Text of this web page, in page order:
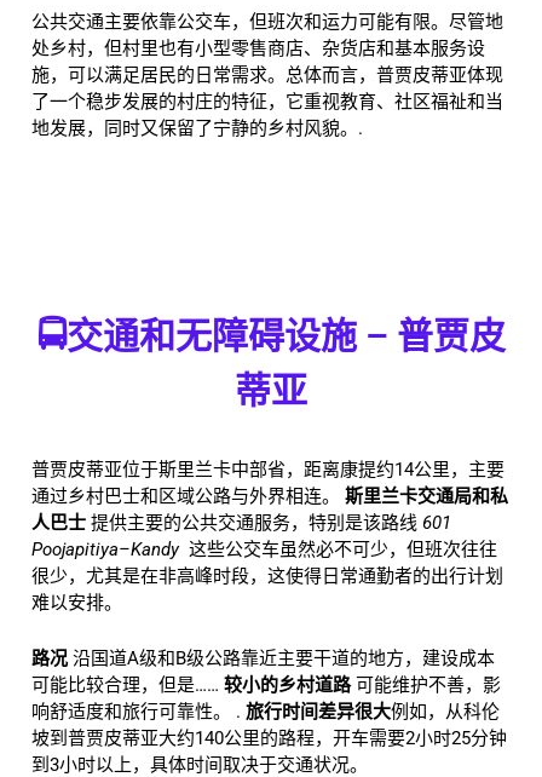
公共交通主要依靠公交车，但班次和运力可能有限。尽管地
处乡村，但村里也有小型零售商店、杂货店和基本服务设
施，可以满足居民的日常需求。总体而言，普贾皮蒂亚体现
了一个稳步发展的村庄的特征，它重视教育、社区福祉和当
地发展，同时又保留了宁静的乡村风貌。.
🚍交通和无障碍设施 – 普贾皮
蒂亚
普贾皮蒂亚位于斯里兰卡中部省，距离康提约14公里，主要
通过乡村巴士和区域公路与外界相连。 斯里兰卡交通局和私
人巴士 提供主要的公共交通服务，特别是该路线 601
Poojapitiya–Kandy 这些公交车虽然必不可少，但班次往往
很少，尤其是在非高峰时段，这使得日常通勤者的出行计划
难以安排。
路况沿国道A级和B级公路靠近主要干道的地方，建设成本
可能比较合理，但是…… 较小的乡村道路可能维护不善，影
响舒适度和旅行可靠性。 . 旅行时间差异很大例如，从科伦
坡到普贾皮蒂亚大约140公里的路程，开车需要2小时25分钟
到3小时以上，具体时间取决于交通状况。